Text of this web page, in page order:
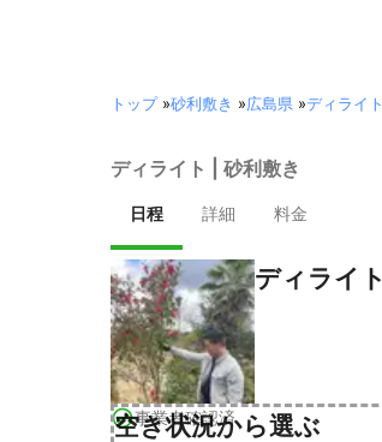
トップ»砂利敷き »広島県 »ディライト
ディライト | 砂利敷き
日程 詳細 料金
事業者確認済
ディライト
空き状況から選ぶ